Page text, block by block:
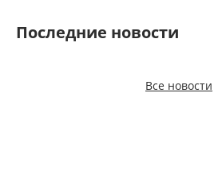
Последние новости
Все новости